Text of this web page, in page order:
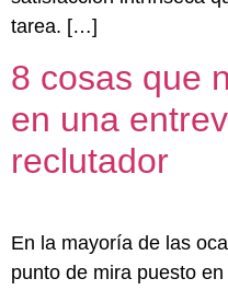
tarea. […]
8 cosas que
en una
reclutador
En la mayoría de las
punto de mira puesto